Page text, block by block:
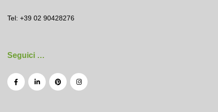
Tel: +39 02 90428276
Seguici …